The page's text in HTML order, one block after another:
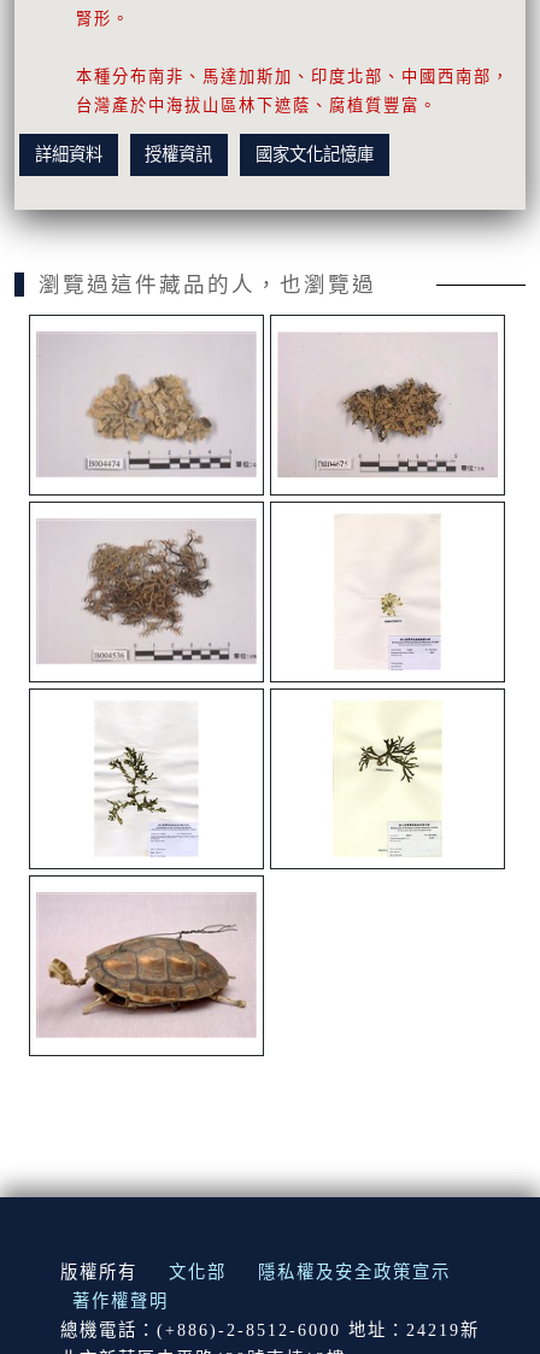
腎形。
本種分布南非、馬達加斯加、印度北部、中國西南部，
台灣產於中海拔山區林下遮蔭、腐植質豐富。
詳細資料 授權資訊 國家文化記憶庫
瀏覽過這件藏品的人，也瀏覽過
:::
版權所有 文化部
隱私權及安全政策宣示
著作權聲明
總機電話：(+886)-2-8512-6000 地址：24219新